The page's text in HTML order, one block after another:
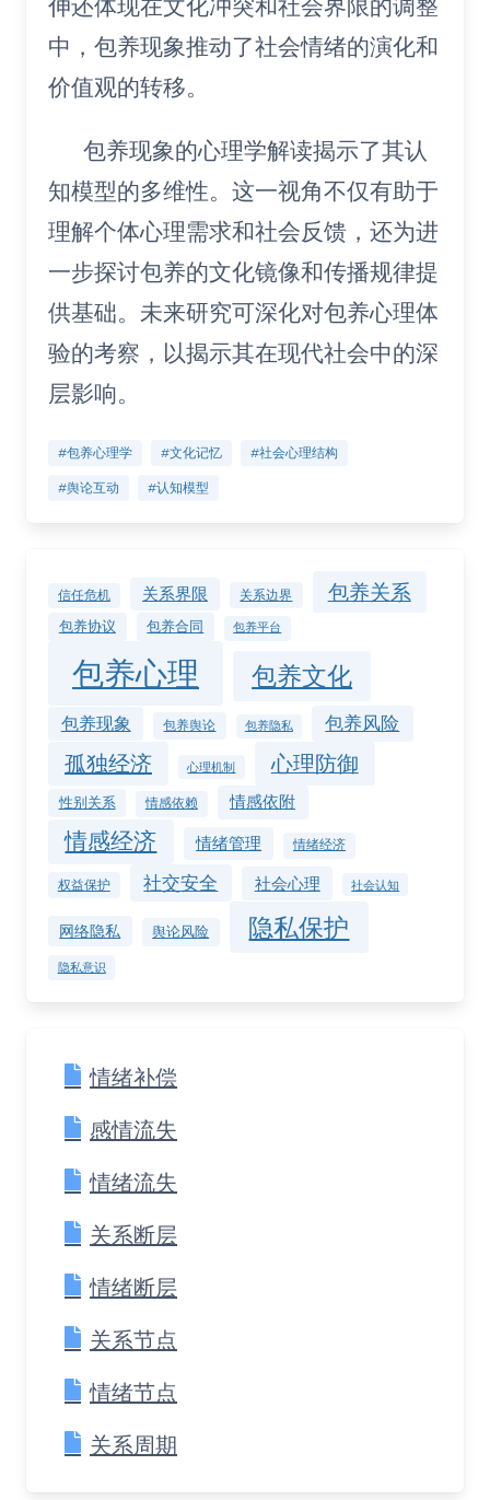
伸还体现在文化冲突和社会界限的调整
中，包养现象推动了社会情绪的演化和
价值观的转移。
包养现象的心理学解读揭示了其认
知模型的多维性。这一视角不仅有助于
理解个体心理需求和社会反馈，还为进
一步探讨包养的文化镜像和传播规律提
供基础。未来研究可深化对包养心理体
验的考察，以揭示其在现代社会中的深
层影响。
#包养心理学 #文化记忆 #社会心理结构
#舆论互动 #认知模型
信任危机 关系界限 关系边界 包养关系
包养协议 包养合同 包养平台
包养心理 包养文化
包养现象 包养舆论 包养隐私 包养风险
孤独经济 心理机制 心理防御
性别关系 情感依赖 情感依附
情感经济 情绪管理 情绪经济
权益保护 社交安全 社会心理 社会认知
网络隐私 舆论风险 隐私保护
隐私意识
情绪补偿
感情流失
情绪流失
关系断层
情绪断层
关系节点
情绪节点
关系周期